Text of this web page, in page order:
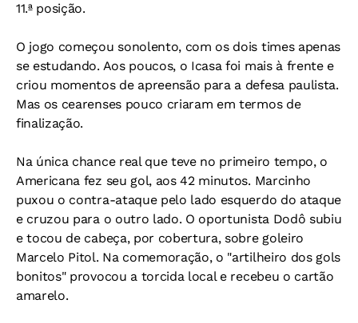
11.ª posição.
O jogo começou sonolento, com os dois times apenas
se estudando. Aos poucos, o Icasa foi mais à frente e
criou momentos de apreensão para a defesa paulista.
Mas os cearenses pouco criaram em termos de
finalização.
Na única chance real que teve no primeiro tempo, o
Americana fez seu gol, aos 42 minutos. Marcinho
puxou o contra-ataque pelo lado esquerdo do ataque
e cruzou para o outro lado. O oportunista Dodô subiu
e tocou de cabeça, por cobertura, sobre goleiro
Marcelo Pitol. Na comemoração, o "artilheiro dos gols
bonitos" provocou a torcida local e recebeu o cartão
amarelo.